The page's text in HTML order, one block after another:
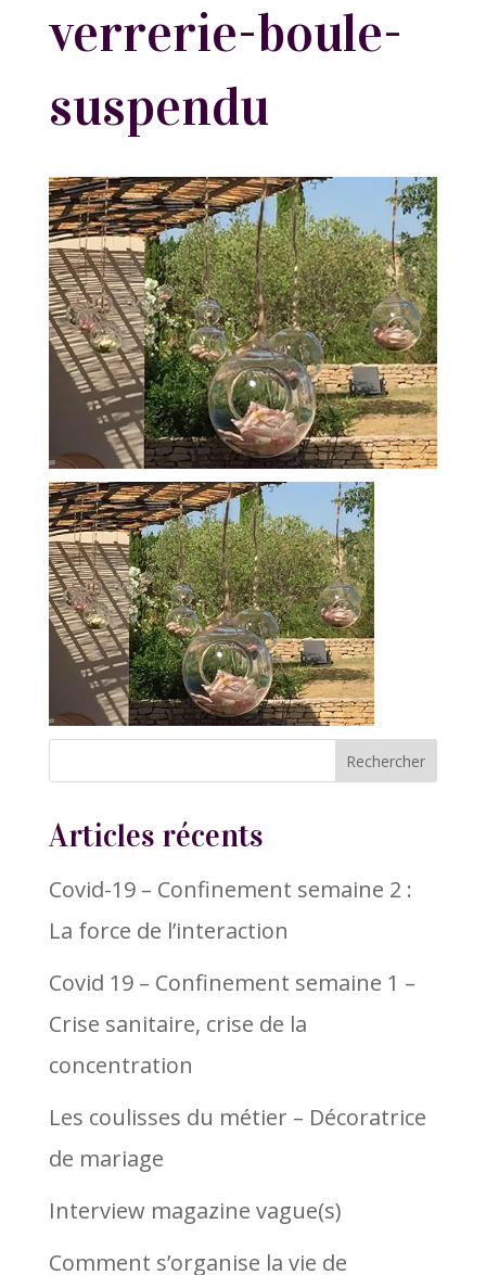
verrerie-boule-
suspendu
Articles récents
Covid-19 – Confinement semaine 2 :
La force de l’interaction
Covid 19 – Confinement semaine 1 –
Crise sanitaire, crise de la
concentration
Les coulisses du métier – Décoratrice
de mariage
Interview magazine vague(s)
Comment s’organise la vie de